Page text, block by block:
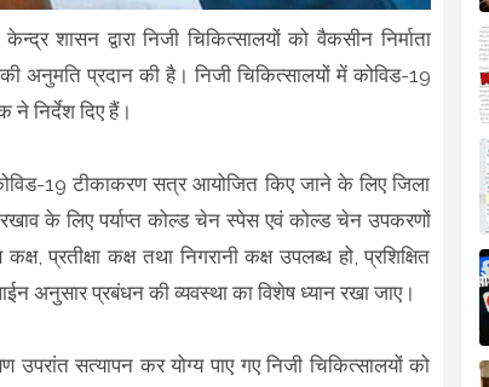
शासन द्वारा निजी चिकित्सालयों को वैकसीन निर्माता
अनुमति प्रदान की है। निजी चिकित्सालयों में कोविड-19
निर्देश दिए हैं।
19 टीकाकरण सत्र आयोजित किए जाने के लिए जिला
रखाव के लिए पर्याप्त कोल्ड चेन स्पेस एवं कोल्ड चेन उपकरणों
कक्ष तथा निगरानी कक्ष उपलब्ध हो, प्रशिक्षित
अनुसार प्रबंधन की व्यवस्था का विशेष ध्यान रखा जाए।
उपरांत सत्यापन कर योग्य पाए गए निजी चिकित्सालयों को